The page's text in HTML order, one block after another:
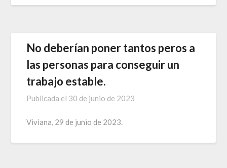
No deberían poner tantos peros a
las personas para conseguir un
trabajo estable.
Publicada el 30 de junio de 2023
Viviana, 29 de junio de 2023.